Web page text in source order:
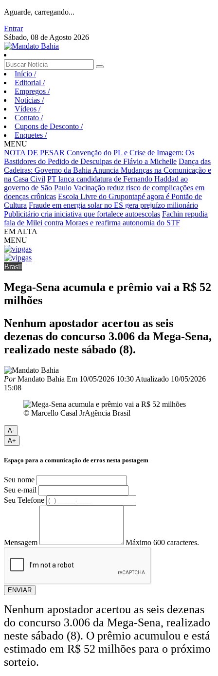
Aguarde, carregando...
Entrar
Sábado, 08 de Agosto 2026
Início /
Editorial /
Empregos /
Notícias /
Vídeos /
Contato /
Cupons de Desconto /
Enquetes /
MENU
NOTA DE PESAR Convenção do PL e Crise de Imagem: Os
Bastidores do Pedido de Desculpas de Flávio a Michelle Dança das
Cadeiras: Governo da Bahia Anuncia Mudanças na Comunicação e
na Casa Civil PT lança candidatura de Fernando Haddad ao
governo de São Paulo Vacinação reduz risco de complicações em
doenças crônicas Escola Livre do Grupontapé agora é Pontão de
Cultura Fraude em energia solar no ES gera prejuízo milionário
Publicitário cria iniciativa que fortalece autoescolas Fachin repudia
fala de Milei contra Moraes e reafirma autonomia do STF
EM ALTA
MENU
Brasil
Mega-Sena acumula e prêmio vai a R$ 52
milhões
Nenhum apostador acertou as seis
dezenas do concurso 3.006 da Mega-Sena,
realizado neste sábado (8).
PorMandato Bahia Em 10/05/2026 10:30 Atualizado 10/05/2026
15:08
© Marcello Casal JrAgência Brasil
A-
A+
Espaço para a comunicação de erros nesta postagem
Seu nome
Seu e-mail
Seu Telefone
Mensagem Máximo 600 caracteres.
ENVIAR
Nenhum apostador acertou as seis dezenas
do concurso 3.006 da Mega-Sena, realizado
neste sábado (8). O prêmio acumulou e está
estimado em R$ 52 milhões para o próximo
sorteio.